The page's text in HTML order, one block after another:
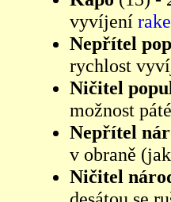
vyvíjení
Nepřítel
rychlost
Ničitel
možnost
Nepřítel
v obraně
Ničitel